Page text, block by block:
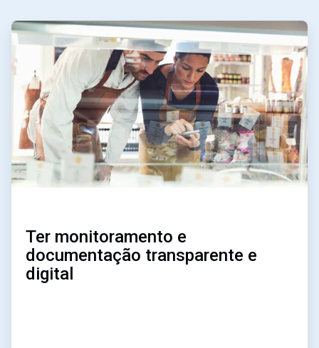
ArticleTile
3
Ter monitoramento e
documentação transparente e
digital